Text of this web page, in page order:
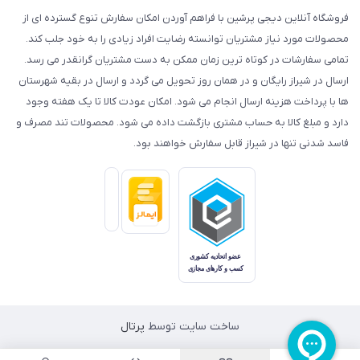
فروشگاه آنلاین دیجی پرشین با فراهم آوردن امکان سفارش تنوع گسترده ای از
محصولات مورد نیاز مشتریان توانسته رضایت افراد زیادی را به خود جلب کند.
تمامی سفارشات در کوتاه ترین زمان ممکن به دست مشتریان گرانقدر می رسد.
ارسال در شیراز رایگان و در همان روز تحویل می گردد و ارسال در بقیه شهرستان
ها با پرداخت هزینه ارسال انجام می شود. امکان عودت کالا تا یک هفته وجود
دارد و مبلغ کالا به حساب مشتری بازگشت داده می شود. محصولات تند مصرف و
فاسد شدنی تنها در شیراز قابل سفارش خواهند بود.
ساخت سایت توسط پرتال